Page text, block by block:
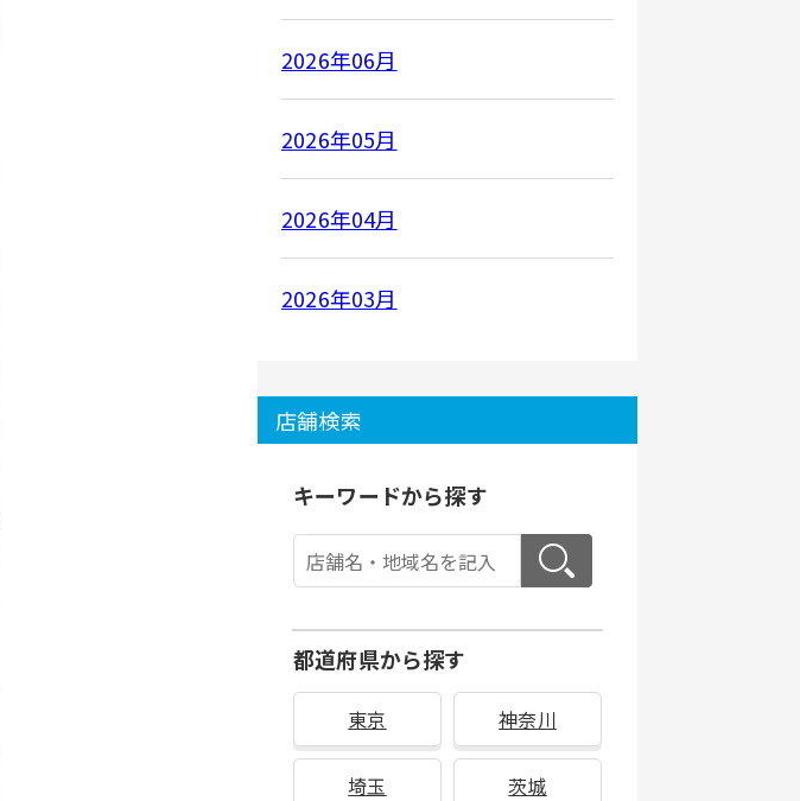
2026年06月
2026年05月
2026年04月
2026年03月
店舗検索
キーワードから探す
都道府県から探す
東京 神奈川
埼玉 茨城